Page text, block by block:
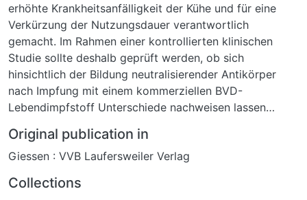
erhöhte Krankheitsanfälligkeit der Kühe und für eine
Verkürzung der Nutzungsdauer verantwortlich
gemacht. Im Rahmen einer kontrollierten klinischen
Studie sollte deshalb geprüft werden, ob sich
hinsichtlich der Bildung neutralisierender Antikörper
nach Impfung mit einem kommerziellen BVD-
Lebendimpfstoff Unterschiede nachweisen lassen
Milchleistung (Testgruppe) und solchen mit signifikant
niedrigerer Milchleistung (Kontrollgruppe).Hierzu
2016/17 des Hessischen Verbandes für Leistungs- und
Original publication in
Giessen : VVB Laufersweiler Verlag
Collections